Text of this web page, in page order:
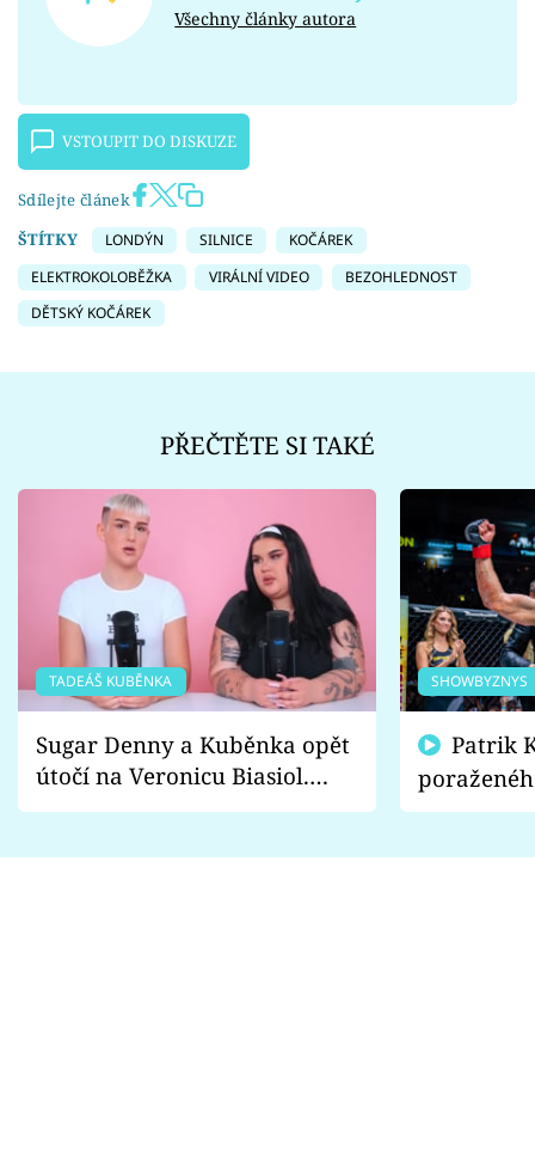
Všechny články autora
VSTOUPIT DO DISKUZE
Sdílejte článek
ŠTÍTKY
LONDÝN SILNICE
KOČÁREK
ELEKTROKOLOBĚŽKA
VIRÁLNÍ VIDEO
BEZOHLEDNOST
DĚTSKÝ KOČÁREK
PŘEČTĚTE SI TAKÉ
TADEÁŠ KUBĚNKA
Sugar Denny a Kuběnka opět
útočí na Veronicu Biasiol.
Proč je podle nich falešná a
SHOWBYZNYS
fanoušci